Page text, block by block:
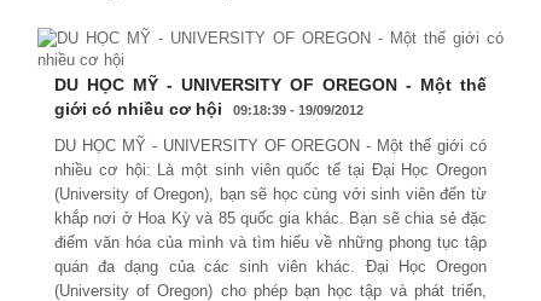
DU HỌC MỸ - UNIVERSITY OF OREGON - Một thế
giới có nhiều cơ hội
09:18:39 - 19/09/2012
DU HỌC MỸ - UNIVERSITY OF OREGON - Một thế giới có
nhiều cơ hội: Là một sinh viên quốc tế tại Đại Học Oregon
(University of Oregon), bạn sẽ học cùng với sinh viên đến từ
khắp nơi ở Hoa Kỳ và 85 quốc gia khác. Bạn sẽ chia sẻ đặc
điểm văn hóa của mình và tìm hiểu về những phong tục tập
quán đa dạng của các sinh viên khác. Đại Học Oregon
(University of Oregon) cho phép bạn học tập và phát triển,